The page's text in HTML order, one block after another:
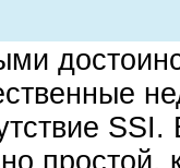
простой,